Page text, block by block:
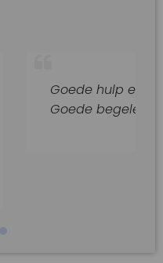
hulp en adviezen.
begeleiding van dit